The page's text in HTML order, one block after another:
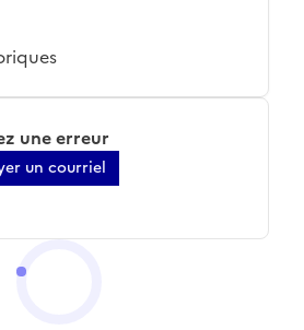
une erreur
un courriel